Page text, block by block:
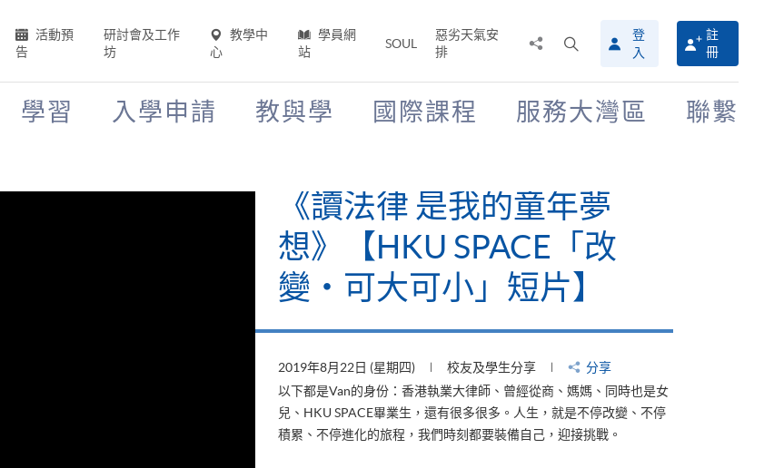
活動預
告
研討會及工作
坊
教學中
心
學員網
站
SOUL
惡劣天氣安
排
搜
尋
介
登
入
註
冊
學習 入學申請 教與學 國際課程 服務大灣區 聯繫
《讀法律 是我的童年夢
想》【HKU SPACE「改
變‧可大可小」短片】
2019年8月22日 (星期四) 校友及學生分享
分享
以下都是Van的身份：香港執業大律師、曾經從商、媽媽、同時也是女
兒、HKU SPACE畢業生，還有很多很多。人生，就是不停改變、不停
積累、不停進化的旅程，我們時刻都要裝備自己，迎接挑戰。